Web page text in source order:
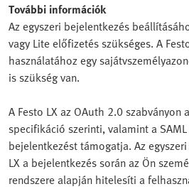
További információk
Az egyszeri bejelentkezés
vagy Lite előfizetés szükséges. A
használatához egy
is szükség van.
A Festo LX az OAuth 2.0 szabványon
specifikáció szerinti, valamint a
bejelentkezést támogatja. Az
LX a bejelentkezés során az Ön
rendszere alapján hitelesíti a